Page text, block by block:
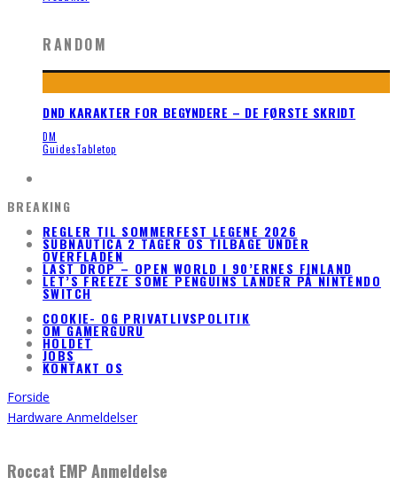
RANDOM
DND KARAKTER FOR BEGYNDERE – DE FØRSTE SKRIDT
DM
GuidesTabletop
BREAKING
REGLER TIL SOMMERFEST LEGENE 2026
SUBNAUTICA 2 TAGER OS TILBAGE UNDER
OVERFLADEN
LAST DROP – OPEN WORLD I 90’ERNES FINLAND
LET’S FREEZE SOME PENGUINS LANDER PÅ NINTENDO
SWITCH
COOKIE- OG PRIVATLIVSPOLITIK
OM GAMERGURU
HOLDET
JOBS
KONTAKT OS
Forside
Hardware Anmeldelser
Roccat EMP Anmeldelse